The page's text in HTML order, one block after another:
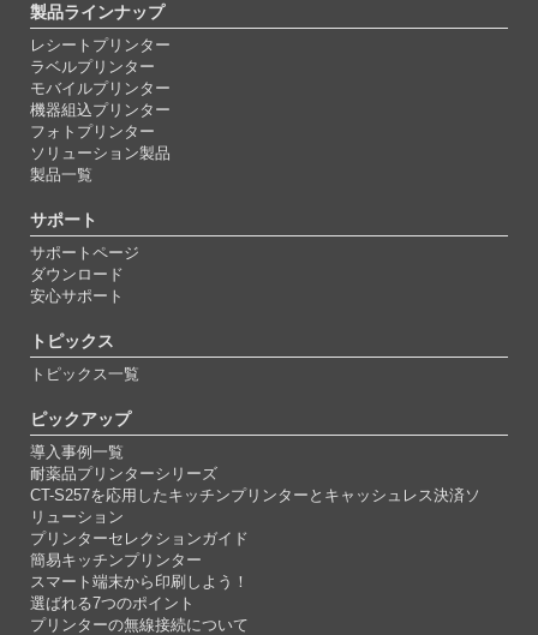
製品ラインナップ
レシートプリンター
ラベルプリンター
モバイルプリンター
機器組込プリンター
フォトプリンター
ソリューション製品
製品一覧
サポート
サポートページ
ダウンロード
安心サポート
トピックス
トピックス一覧
ピックアップ
導入事例一覧
耐薬品プリンターシリーズ
CT-S257を応用したキッチンプリンターとキャッシュレス決済ソ
リューション
プリンターセレクションガイド
簡易キッチンプリンター
スマート端末から印刷しよう！
選ばれる7つのポイント
プリンターの無線接続について